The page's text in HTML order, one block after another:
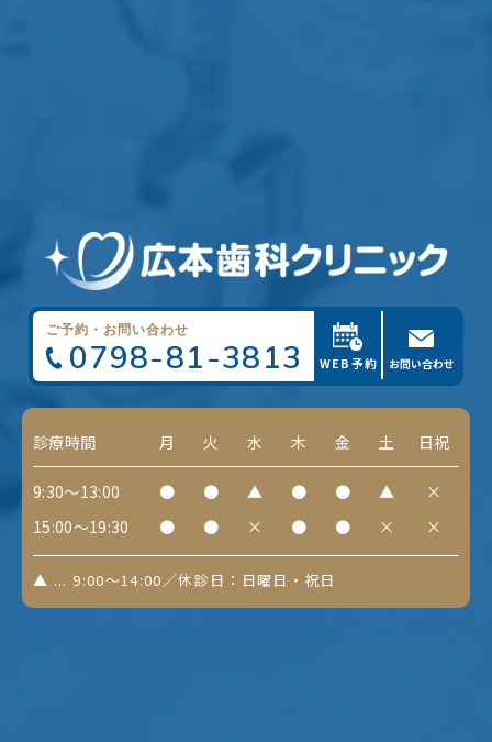
ご予約・お問い合わせ
0798-81-3813 WEB予約 お問い合わせ
診療時間 月 火 水 木 金 土 日祝
9:30～13:00 ● ● ▲ ● ● ▲
×
15:00～19:30
● ● × ● ● × ×
▲ ... 9:00～14:00／休診日：日曜日・祝日